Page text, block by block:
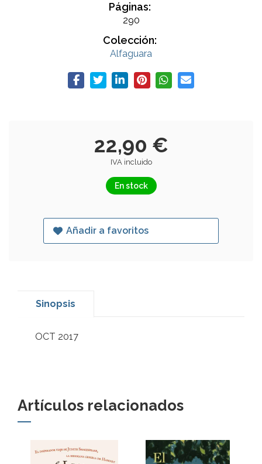
Páginas:
290
Colección:
Alfaguara
22,90 €
IVA incluido
En stock
Añadir a favoritos
Sinopsis
OCT 2017
Artículos relacionados